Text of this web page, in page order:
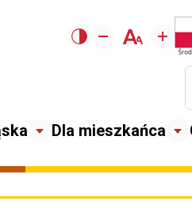
Dla mieszkańca